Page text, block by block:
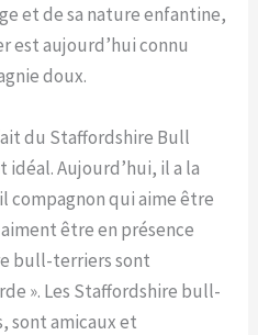
et de sa nature enfantine,
est aujourd’hui connu
doux.
du Staffordshire Bull
idéal. Aujourd’hui, il a la
compagnon qui aime être
être en présence
bull-terriers sont
». Les Staffordshire bull-
sont amicaux et